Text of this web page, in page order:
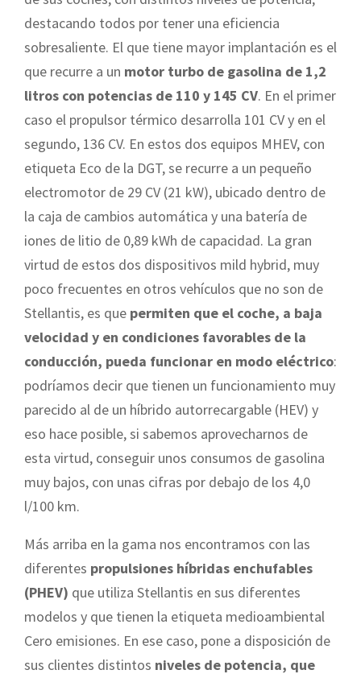
destacando todos por tener una eficiencia
sobresaliente. El que tiene mayor implantación es el
que recurre a un motor turbo de gasolina de 1,2
litros con potencias de 110 y 145 CV. En el primer
caso el propulsor térmico desarrolla 101 CV y en el
segundo, 136 CV. En estos dos equipos MHEV, con
etiqueta Eco de la DGT, se recurre a un pequeño
electromotor de 29 CV (21 kW), ubicado dentro de
la caja de cambios automática y una batería de
iones de litio de 0,89 kWh de capacidad. La gran
virtud de estos dos dispositivos mild hybrid, muy
poco frecuentes en otros vehículos que no son de
Stellantis, es que permiten que el coche, a baja
velocidad y en condiciones favorables de la
conducción, pueda funcionar en modo eléctrico:
podríamos decir que tienen un funcionamiento muy
parecido al de un híbrido autorrecargable (HEV) y
eso hace posible, si sabemos aprovecharnos de
esta virtud, conseguir unos consumos de gasolina
muy bajos, con unas cifras por debajo de los 4,0
l/100 km.
Más arriba en la gama nos encontramos con las
diferentes propulsiones híbridas enchufables
(PHEV) que utiliza Stellantis en sus diferentes
modelos y que tienen la etiqueta medioambiental
Cero emisiones. En ese caso, pone a disposición de
sus clientes distintos niveles de potencia, que